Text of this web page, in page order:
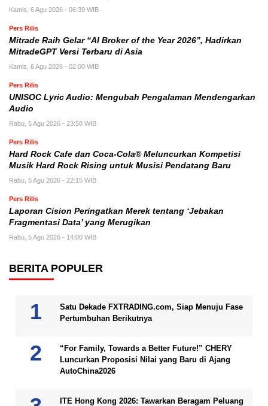
Kamis, 6 Agu 2026 - 06:39 WIB
Pers Rilis
Mitrade Raih Gelar “AI Broker of the Year 2026”, Hadirkan
MitradeGPT Versi Terbaru di Asia
Kamis, 6 Agu 2026 - 02:00 WIB
Pers Rilis
UNISOC Lyric Audio: Mengubah Pengalaman Mendengarkan
Audio
Rabu, 5 Agu 2026 - 23:58 WIB
Pers Rilis
Hard Rock Cafe dan Coca-Cola® Meluncurkan Kompetisi
Musik Hard Rock Rising untuk Musisi Pendatang Baru
Rabu, 5 Agu 2026 - 22:15 WIB
Pers Rilis
Laporan Cision Peringatkan Merek tentang ‘Jebakan
Fragmentasi Data’ yang Merugikan
Rabu, 5 Agu 2026 - 14:00 WIB
BERITA POPULER
Satu Dekade FXTRADING.com, Siap Menuju Fase
Pertumbuhan Berikutnya
“For Family, Towards a Better Future!” CHERY
Luncurkan Proposisi Nilai yang Baru di Ajang
AutoChina2026
ITE Hong Kong 2026: Tawarkan Beragam Peluang